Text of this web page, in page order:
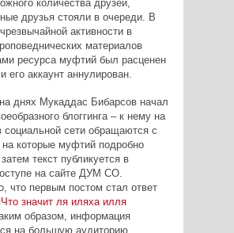
количества друзей,
друзья стояли в очереди. В
активности в
материалов
ресурса муфтий был расценен
его аккаунт аннулирован.
днях Мукаддас Бибарсов начал
блоггинга – к нему на
социальной сети обращаются с
которые муфтий подробно
текст публикуется в
на сайте ДУМ СО.
что первым постом стал ответ
значит ля иляха илля
образом, информация
на большую аудиторию.